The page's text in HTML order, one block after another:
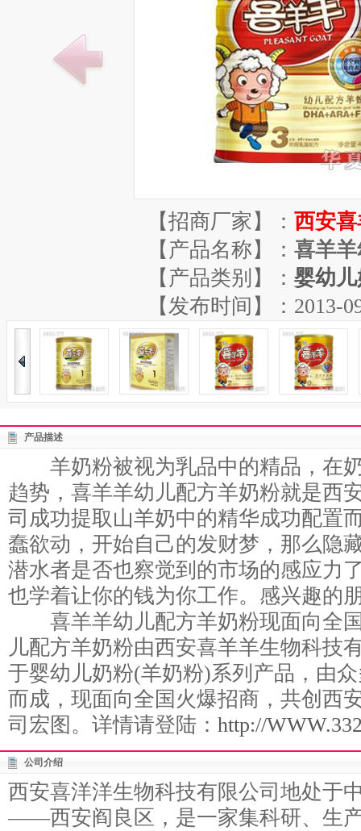
【招商厂家】： 西安
【产品名称】： 喜羊
【产品类别】： 婴幼
【发布时间】：2013-
产品描述
羊奶粉被视为乳品中的精品，在
趋势，喜羊羊幼儿配方羊奶粉就是西
司成功提取山羊奶中的精华成功配置
蠢欲动，开始自己的发财梦，那么隐
潜水者是否也察觉到的市场的感应力
也学着让你的钱为你工作。感兴趣的
喜羊羊幼儿配方羊奶粉现面向全
儿配方羊奶粉由西安喜羊羊生物科技
于婴幼儿奶粉(羊奶粉)系列产品，由
而成，现面向全国火爆招商，共创西
司宏图。详情请登陆： http://
公司介绍
西安喜洋洋生物科技有限公司地处于
——西安阎良区，是一家集科研、生